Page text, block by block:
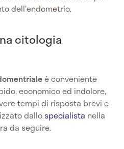
dell'endometrio.
citologia
è conveniente
economico ed indolore,
tempi di risposta brevi e
dallospecialista nella
da seguire.